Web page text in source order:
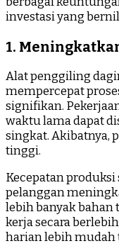
investasi yang
1.
Alat penggiling
mempercepat
signifikan.
waktu lama dapat
singkat. Akibatnya,
tinggi.
Kecepatan
pelanggan
lebih banyak
kerja secara
harian lebih mudah